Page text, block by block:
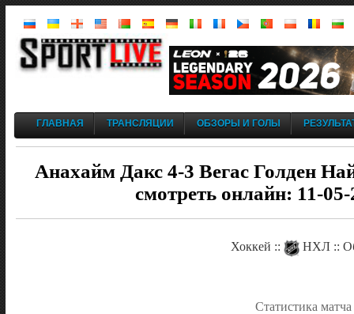
ГЛАВНАЯ ТРАНСЛЯЦИИ ОБЗОРЫ И ГОЛЫ
Анахайм Дакс 4-3 Вегас Голден
смотреть онлайн: 11-
Хоккей :: НХЛ ::
Статистика матча